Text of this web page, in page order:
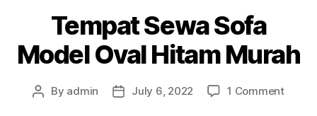
Tempat Sewa Sofa
Model Oval Hitam Murah
Post
By admin
PostJuly 6, 2022 1 Commenton